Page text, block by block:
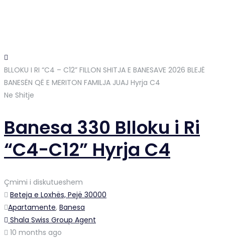
BLLOKU I RI “C4 – C12” FILLON SHITJA E BANESAVE 2026 BLEJË
BANESËN QË E MERITON FAMILJA JUAJ Hyrja C4
Ne Shitje
Banesa 330 Blloku i Ri
“C4-C12” Hyrja C4
Çmimi i diskutueshem
Beteja e Loxhës, Pejë 30000
Apartamente, Banesa
Shala Swiss Group Agent
10 months ago